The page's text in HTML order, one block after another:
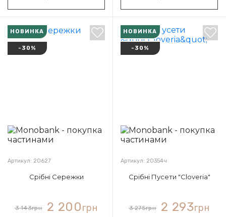
НОВИНКА
-30%
Артикул: 20627
Срібні Сережки
3 143грн 2 200грн
НОВИНКА
-30%
Артикул: 20354ч
Срібні Пусети "Cloveria"
3 275грн 2 293грн